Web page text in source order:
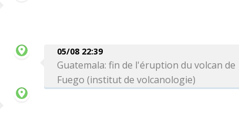
05/08 22:39
Guatemala: fin de l'éruption du volcan de
Fuego (institut de volcanologie)